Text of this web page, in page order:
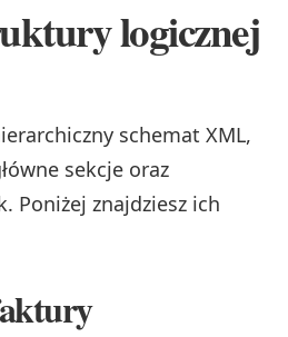
logicznej
schemat XML,
sekcje oraz
Poniżej znajdziesz ich